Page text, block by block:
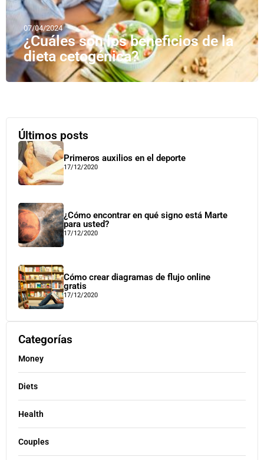
07/04/2024
¿Cuáles son los beneficios de la
dieta cetogénica?
Últimos posts
Primeros auxilios en el deporte
17/12/2020
¿Cómo encontrar en qué signo está Marte
para usted?
17/12/2020
Cómo crear diagramas de flujo online
gratis
17/12/2020
Categorías
Money
Diets
Health
Couples